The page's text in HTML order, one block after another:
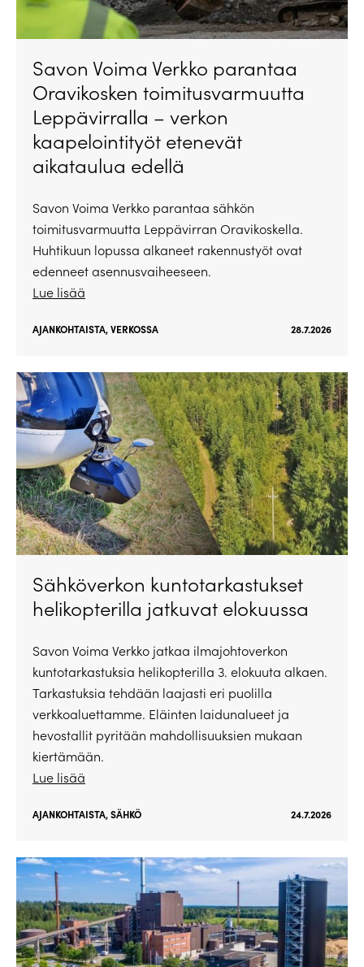
Savon Voima Verkko parantaa
Oravikosken toimitusvarmuutta
Leppävirralla – verkon
kaapelointityöt etenevät
aikataulua edellä
Savon Voima Verkko parantaa sähkön
toimitusvarmuutta Leppävirran Oravikoskella.
Huhtikuun lopussa alkaneet rakennustyöt ovat
edenneet asennusvaiheeseen.
Lue lisää
AJANKOHTAISTA,VERKOSSA 28.7.2026
Sähköverkon kuntotarkastukset
helikopterilla jatkuvat elokuussa
Savon Voima Verkko jatkaa ilmajohtoverkon
kuntotarkastuksia helikopterilla 3. elokuuta alkaen.
Tarkastuksia tehdään laajasti eri puolilla
verkkoaluettamme. Eläinten laidunalueet ja
hevostallit pyritään mahdollisuuksien mukaan
kiertämään.
Lue lisää
AJANKOHTAISTA,SÄHKÖ 24.7.2026